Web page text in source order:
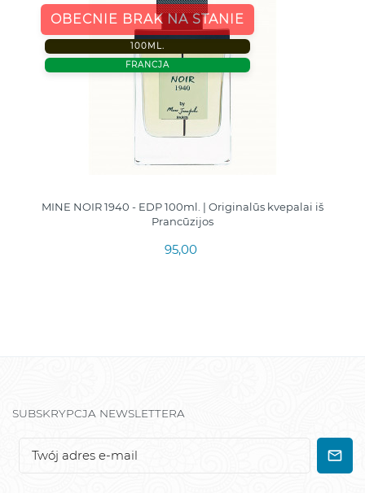
OBECNIE BRAK NA STANIE
100ML.
FRANCJA
MINE NOIR 1940 - EDP 100ml. | Originalūs kvepalai iš
Prancūzijos
95,00
SUBSKRYPCJA NEWSLETTERA